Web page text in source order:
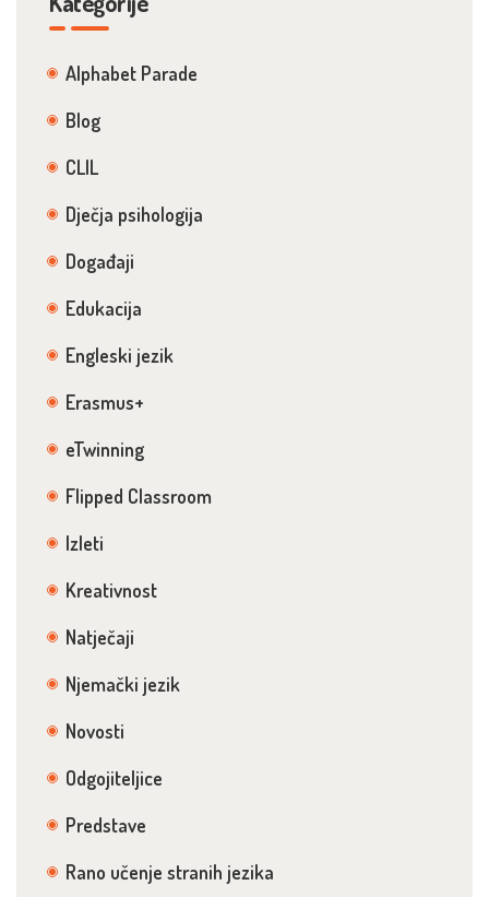
Alphabet Parade
Blog
CLIL
Dječja psihologija
Događaji
Edukacija
Engleski jezik
Erasmus+
eTwinning
Flipped Classroom
Izleti
Kreativnost
Natječaji
Njemački jezik
Novosti
Odgojiteljice
Predstave
Rano učenje stranih jezika